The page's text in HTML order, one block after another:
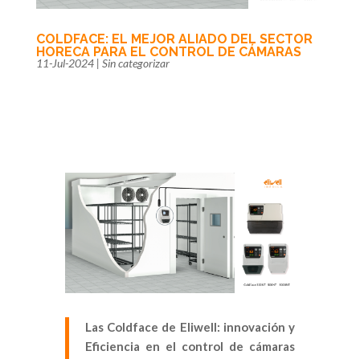
COLDFACE: EL MEJOR ALIADO DEL SECTOR
HORECA PARA EL CONTROL DE CÁMARAS
11-Jul-2024| Sin categorizar
Las Coldface de Eliwell: innovación y
Eficiencia en el control de cámaras